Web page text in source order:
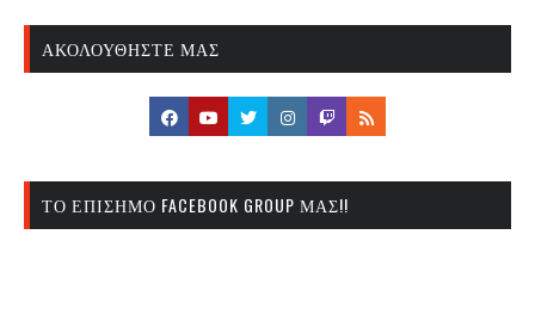
ΑΚΟΛΟΥΘΉΣΤΕ ΜΑΣ
ΤΟ ΕΠΊΣΗΜΟ FACEBOOK GROUP ΜΑΣ!!